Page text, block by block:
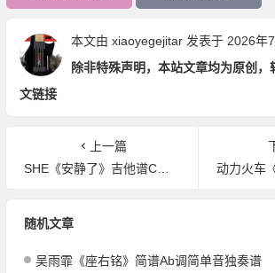
本文由 xiaoyegejitar发表于 2026年
除非特殊声明，本站文章均为原创，
文链接
上一篇
SHE《安静了》吉他谱C调吉他弹唱谱
动力火车《我很好
随机文章
吴雨霏《座右铭》简谱Ab调简单音独奏谱